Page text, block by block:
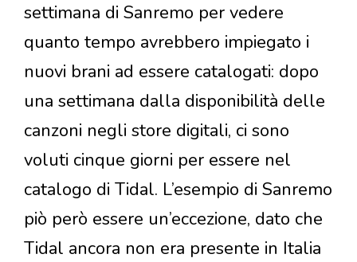
settimana di Sanremo per vedere
quanto tempo avrebbero impiegato i
nuovi brani ad essere catalogati: dopo
una settimana dalla disponibilità delle
canzoni negli store digitali, ci sono
voluti cinque giorni per essere nel
catalogo di Tidal. L’esempio di Sanremo
piò però essere un’eccezione, dato che
Tidal ancora non era presente in Italia